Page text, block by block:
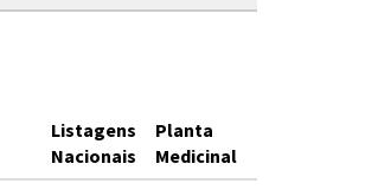
Listagens
Nacionais
Planta
Medicinal